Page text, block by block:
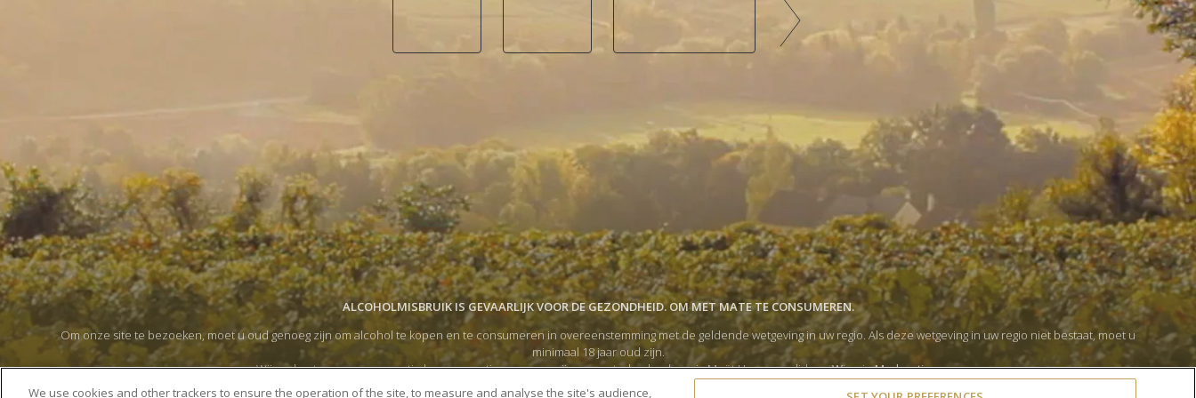
ALCOHOLMISBRUIK IS GEVAARLIJK VOOR DE GEZONDHEID. OM MET MATE TE CONSUMEREN.
Om onze site te bezoeken, moet u oud genoeg zijn om alcohol te kopen en te consumeren in overeenstemming met de geldende wetgeving in uw regio. Als deze wetgeving in uw regio niet bestaat, moet u
minimaal 18 jaar oud zijn.
Wij ondersteunen een gematigde consumptie van onze wijnen en sterke dranken via Moët Hennessy, lid vanWine in Moderation.
Door op de doorgaan-pijl te klikken, accepteer ik de
Algemene Gebruiksvoorwaarden en verklaar ik dat ik het
We use cookies and other trackers to ensure the operation of the site, to measure and analyse the site's audience,